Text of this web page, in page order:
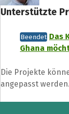
Unterstützte
Beendet Das
Ghana
Die Projekte
angepasst werden.